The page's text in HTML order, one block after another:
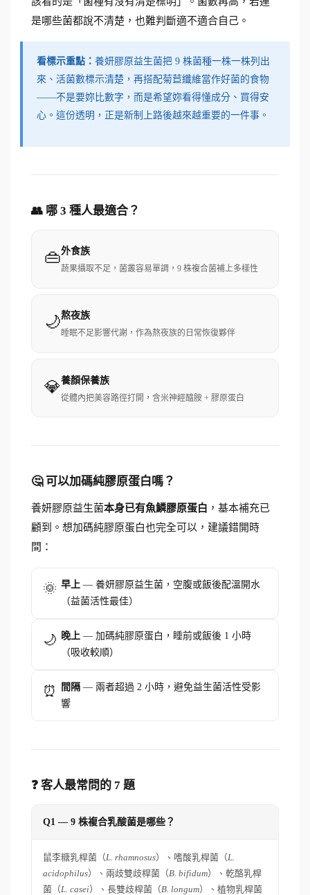
是哪些菌都說不清楚，也難判斷適不適合自己。
看標示重點： 養妍膠原益生菌把 9 株菌種一株一株列出
來、活菌數標示清楚，再搭配菊苣纖維當作好菌的食物
——不是要妳比數字，而是希望妳看得懂成分、買得安
心。這份透明，正是新制上路後越來越重要的一件事。
👥 哪 3 種人最適合？
👜外食族
蔬果攝取不足，菌叢容易單調，9 株複合菌補上多樣性
🌙熬夜族
睡眠不足影響代謝，作為熬夜族的日常恢復夥伴
💎養顏保養族
從體內把美容路徑打開，含米神經醯胺 + 膠原蛋白
🤔 可以加碼純膠原蛋白嗎？
養妍膠原益生菌本身已有魚鱗膠原蛋白 ，基本補充已
顧到。想加碼純膠原蛋白也完全可以，建議錯開時
間：
🌞 早上 — 養妍膠原益生菌，空腹或飯後配溫開水
（益菌活性最佳）
🌙 晚上 — 加碼純膠原蛋白，睡前或飯後 1 小時
（吸收較順）
⏰ 間隔 — 兩者超過 2 小時，避免益生菌活性受影
響
❓ 客人最常問的 7 題
Q1 — 9 株複合乳酸菌是哪些？
鼠李糖乳桿菌（L. rhamnosus）、嗜酸乳桿菌（L.
acidophilus）、兩歧雙歧桿菌（B. bifidum）、乾酪乳桿
菌（L. casei）、長雙歧桿菌（B. longum）、植物乳桿菌